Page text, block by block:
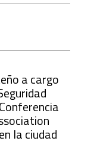
a cargo
la ciudad